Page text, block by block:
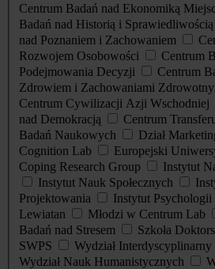
Centrum Badań nad Ekonomiką
Badań nad Historią i Sprawiedliwością
nad Poznaniem i Zachowaniem
Rozwojem Osobowości
Centrum
Podejmowania Decyzji
Centrum
Zdrowiem i Zachowaniami
Centrum Cywilizacji Azji Wschodniej
nad Demokracją
Centrum
Badań Naukowych
Dział
Cognition Lab
Europejski
Coping Research Group
Instytut
Instytut Nauk Społecznych
Projektowania
Instytut Psychologii
Lewiatan
Młodzi w Centrum Lab
Badań nad Stresem
Szkoła
SWPS
Wydział
Wydział Nauk Humanistycznych